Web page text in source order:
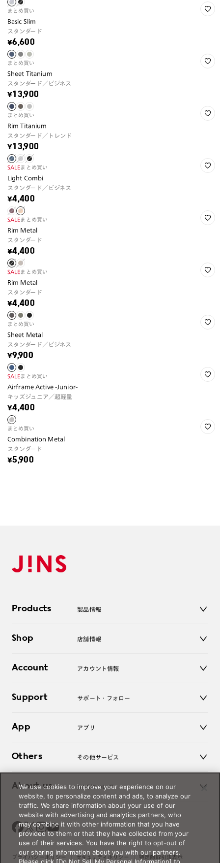
まとめ買い
Basic Slim
スタンダード
¥6,600
まとめ買い
Sheet Titanium
スタンダード／ビジネス
¥13,900
まとめ買い
Rim Titanium
スタンダード／トレンド
¥13,900
SALEまとめ買い
Light Combi
スタンダード／ビジネス
¥4,400
SALEまとめ買い
Rim Metal
スタンダード
¥4,400
SALEまとめ買い
Rim Metal
スタンダード
¥4,400
まとめ買い
Sheet Metal
スタンダード／ビジネス
¥9,900
SALEまとめ買い
Airframe Active -Junior-
キッズジュニア／超軽量
¥4,400
まとめ買い
Combination Metal
スタンダード
¥5,900
Products 製品情報
サングラス
コンタクトレンズ
アクセサリー
Shop 店舗情報
オンラインショップ
Account アカウント情報
ログアウト
Support サポート・フォロー
よくあるご質問
お問い合わせ
App アプリ
Others その他サービス
レンズ交換
オンラインギフト
価格案内
About us JINSについて
Magnify Life
会社概要
採用情報
法人のお客様
出店について
プライバシーポリシー セキュリティポリシー 特定商取引法表示
We use cookies to improve your experience on our
website, to personalize content and ads, to analyze our
traffic. We share information about your use of our
website with advertising and analytics partners, who
may combine it with other information that you have
provided to them or that they have collected from your
use of their services. You have the right to opt-out of
our sharing information about you with our partners.